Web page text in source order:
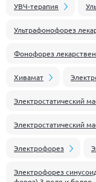
УВЧ-терапия
Ультрафонофорез
Фонофорез
Хивамат
Электростатический
Электростатический
Электрофорез
Электрофорез